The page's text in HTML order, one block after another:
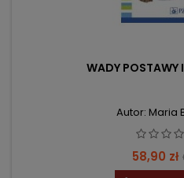
WADY POSTAWY
Autor: Maria
Cena
58,90 zł